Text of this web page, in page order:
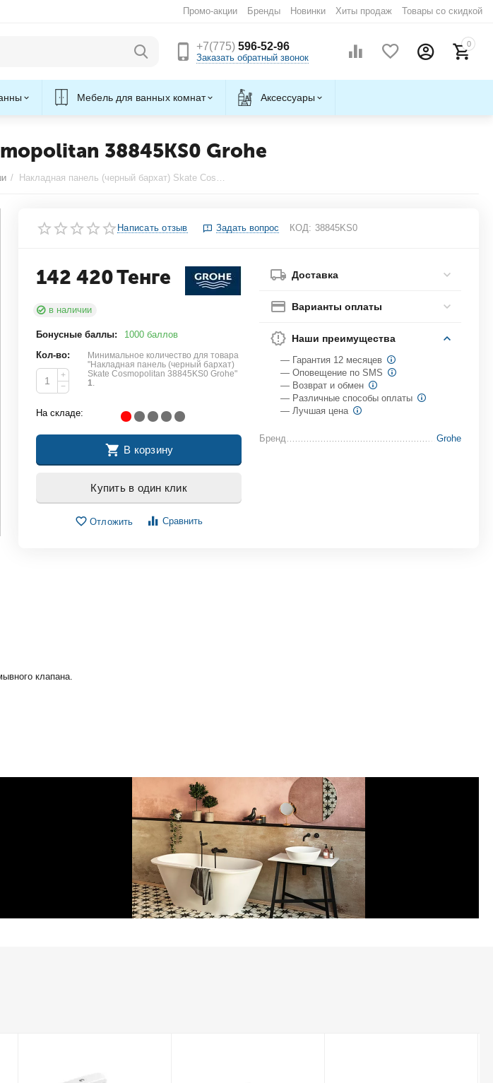
Промо-акции Бренды Новинки Хиты продаж Товары со скидкой
+7(775)596-52-96
Заказать обратный звонок
0
Мебель для ванных комнат Аксессуары
38845KS0 Grohe
/ Накладная панель (черный бархат) Skate Cosmopolitan 38845KS0 Grohe
Написать отзыв Задать вопрос КОД: 38845KS0
142 420Тенге
в наличии
Бонусные баллы:
1000 баллов
Кол-во:
+
−
Минимальное количество для товара
"Накладная панель (черный бархат)
Skate Cosmopolitan 38845KS0 Grohe"
1.
На складе:
В корзину
Купить в один клик
Отложить Сравнить
Доставка
Варианты оплаты
Наши преимущества
— Гарантия 12 месяцев
— Оповещение по SMS
— Возврат и обмен
— Различные способы оплаты
— Лучшая цена
Бренд Grohe
клапана.